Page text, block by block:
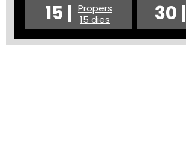
15 | Propers
15 dies
30 |